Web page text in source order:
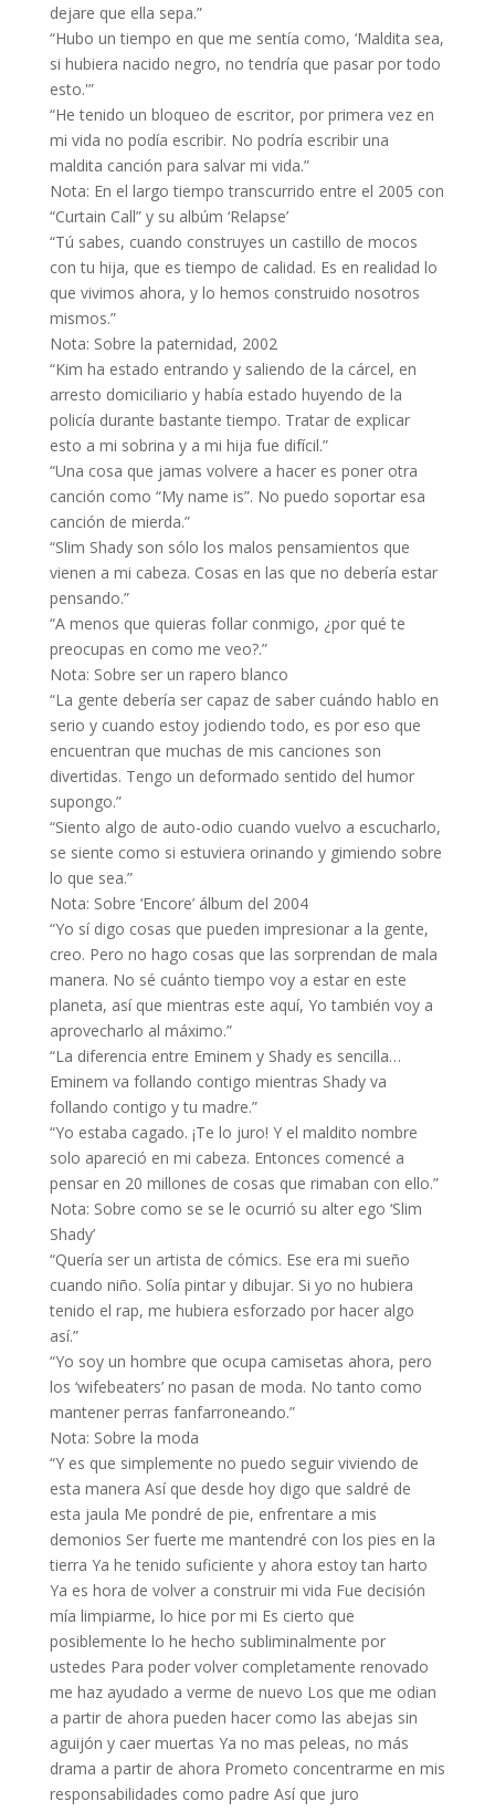
dejare que ella sepa.”
“Hubo un tiempo en que me sentía como, ‘Maldita sea,
si hubiera nacido negro, no tendría que pasar por todo
esto.'”
“He tenido un bloqueo de escritor, por primera vez en
mi vida no podía escribir. No podría escribir una
maldita canción para salvar mi vida.”
Nota: En el largo tiempo transcurrido entre el 2005 con
“Curtain Call” y su albúm ‘Relapse’
“Tú sabes, cuando construyes un castillo de mocos
con tu hija, que es tiempo de calidad. Es en realidad lo
que vivimos ahora, y lo hemos construido nosotros
mismos.”
Nota: Sobre la paternidad, 2002
“Kim ha estado entrando y saliendo de la cárcel, en
arresto domiciliario y había estado huyendo de la
policía durante bastante tiempo. Tratar de explicar
esto a mi sobrina y a mi hija fue difícil.”
“Una cosa que jamas volvere a hacer es poner otra
canción como “My name is”. No puedo soportar esa
canción de mierda.”
“Slim Shady son sólo los malos pensamientos que
vienen a mi cabeza. Cosas en las que no debería estar
pensando.”
“A menos que quieras follar conmigo, ¿por qué te
preocupas en como me veo?.”
Nota: Sobre ser un rapero blanco
“La gente debería ser capaz de saber cuándo hablo en
serio y cuando estoy jodiendo todo, es por eso que
encuentran que muchas de mis canciones son
divertidas. Tengo un deformado sentido del humor
supongo.”
“Siento algo de auto-odio cuando vuelvo a escucharlo,
se siente como si estuviera orinando y gimiendo sobre
lo que sea.”
Nota: Sobre ‘Encore’ álbum del 2004
“Yo sí digo cosas que pueden impresionar a la gente,
creo. Pero no hago cosas que las sorprendan de mala
manera. No sé cuánto tiempo voy a estar en este
planeta, así que mientras este aquí, Yo también voy a
aprovecharlo al máximo.”
“La diferencia entre Eminem y Shady es sencilla…
Eminem va follando contigo mientras Shady va
follando contigo y tu madre.”
“Yo estaba cagado. ¡Te lo juro! Y el maldito nombre
solo apareció en mi cabeza. Entonces comencé a
pensar en 20 millones de cosas que rimaban con ello.”
Nota: Sobre como se se le ocurrió su alter ego ‘Slim
Shady’
“Quería ser un artista de cómics. Ese era mi sueño
cuando niño. Solía pintar y dibujar. Si yo no hubiera
tenido el rap, me hubiera esforzado por hacer algo
así.”
“Yo soy un hombre que ocupa camisetas ahora, pero
los ‘wifebeaters’ no pasan de moda. No tanto como
mantener perras fanfarroneando.”
Nota: Sobre la moda
“Y es que simplemente no puedo seguir viviendo de
esta manera Así que desde hoy digo que saldré de
esta jaula Me pondré de pie, enfrentare a mis
demonios Ser fuerte me mantendré con los pies en la
tierra Ya he tenido suficiente y ahora estoy tan harto
Ya es hora de volver a construir mi vida Fue decisión
mía limpiarme, lo hice por mi Es cierto que
posiblemente lo he hecho subliminalmente por
ustedes Para poder volver completamente renovado
me haz ayudado a verme de nuevo Los que me odian
a partir de ahora pueden hacer como las abejas sin
aguijón y caer muertas Ya no mas peleas, no más
drama a partir de ahora Prometo concentrarme en mis
responsabilidades como padre Así que juro